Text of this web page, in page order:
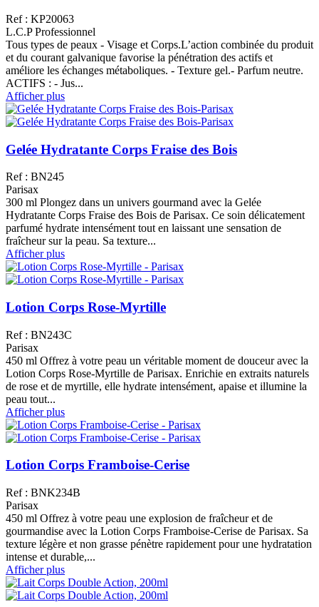
Ref : KP20063
L.C.P Professionnel
Tous types de peaux - Visage et Corps.L’action combinée du produit
et du courant galvanique favorise la pénétration des actifs et
améliore les échanges métaboliques. - Texture gel.- Parfum neutre.
ACTIFS : - Jus...
Afficher plus
Gelée Hydratante Corps Fraise des Bois
Ref : BN245
Parisax
300 ml Plongez dans un univers gourmand avec la Gelée
Hydratante Corps Fraise des Bois de Parisax. Ce soin délicatement
parfumé hydrate intensément tout en laissant une sensation de
fraîcheur sur la peau. Sa texture...
Afficher plus
Lotion Corps Rose-Myrtille
Ref : BN243C
Parisax
450 ml Offrez à votre peau un véritable moment de douceur avec la
Lotion Corps Rose-Myrtille de Parisax. Enrichie en extraits naturels
de rose et de myrtille, elle hydrate intensément, apaise et illumine la
peau tout...
Afficher plus
Lotion Corps Framboise-Cerise
Ref : BNK234B
Parisax
450 ml Offrez à votre peau une explosion de fraîcheur et de
gourmandise avec la Lotion Corps Framboise-Cerise de Parisax. Sa
texture légère et non grasse pénètre rapidement pour une hydratation
intense et durable,...
Afficher plus